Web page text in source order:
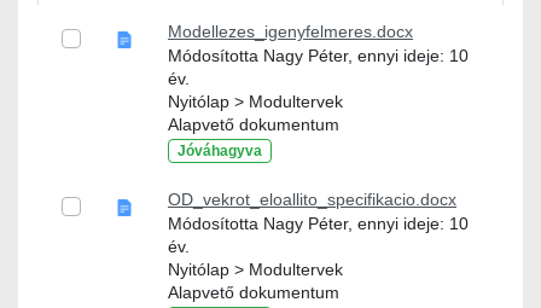
Modellezes_igenyfelmeres.docx
Módosította Nagy Péter, ennyi ideje: 10
év.
Nyitólap > Modultervek
Alapvető dokumentum
Jóváhagyva
OD_vekrot_eloallito_specifikacio.docx
Módosította Nagy Péter, ennyi ideje: 10
év.
Nyitólap > Modultervek
Alapvető dokumentum